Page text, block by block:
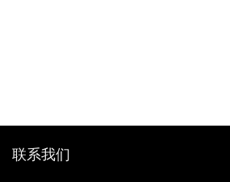
联系我们